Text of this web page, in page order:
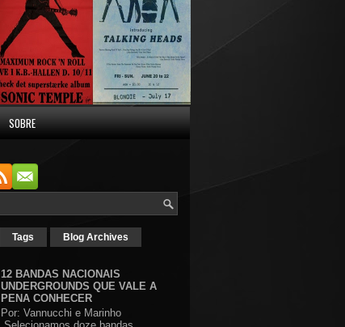
SOBRE
Tags Blog Archives
12 BANDAS NACIONAIS
UNDERGROUNDS QUE VALE A
PENA CONHECER
Por: Vannucchi e Marinho